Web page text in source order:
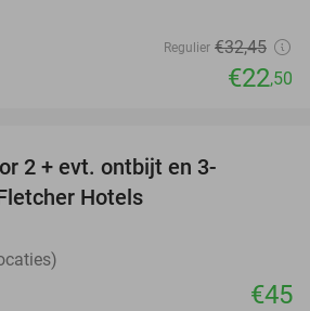
Regulier €32,45
€22,50
2 + evt. ontbijt en 3-
Hotels
€45